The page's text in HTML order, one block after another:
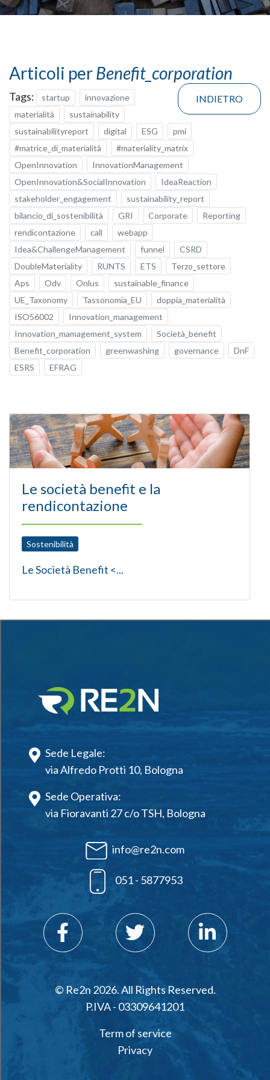
Articoli perBenefit_corporation
INDIETRO
Tags: startup
innovazione
materialità
sustainability
sustainabilityreport
digital ESG
pmi
#matrice_di_materialità
#materiality_matrix
OpenInnovation
InnovationManagement
OpenInnovation&SocialInnovation
IdeaReaction
stakeholder_engagement
sustainability_report
bilancio_di_sostenibilità
GRI Corporate
Reporting
rendicontazione
call
webapp
Idea&ChallengeManagement
funnel
CSRD
DoubleMateriality
RUNTS ETS
Terzo_settore
Aps
Odv Onlus
sustainable_finance
UE_Taxonomy
Tassonomia_EU
doppia_materialità
ISO56002
Innovation_management
Innovation_mamagement_system
Società_benefit
Benefit_corporation
greenwashing governance
DnF
ESRS
EFRAG
Le società benefit e la
rendicontazione
Sostenibilità
Le Società Benefit <...
Sede Legale:
via Alfredo Protti 10, Bologna
Sede Operativa:
via Fioravanti 27 c/o TSH, Bologna
info@re2n.com
051 - 5877953
© Re2n 2026. All Rights Reserved.
P.IVA - 03309641201
Term of service
Privacy